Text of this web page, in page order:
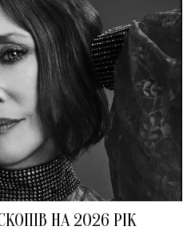
НА 2026 РІК